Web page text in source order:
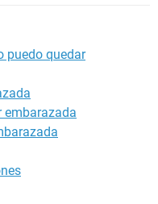
puedo quedar
embarazada